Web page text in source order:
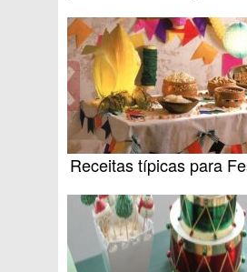
Receitas típicas para